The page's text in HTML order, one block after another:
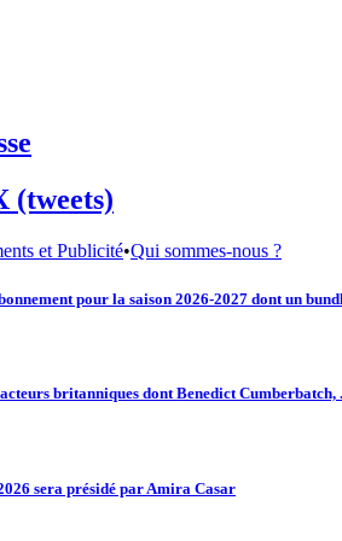
(tweets)
et Publicité•Qui sommes-nous ?
hommage, argentique, 4K, Clooney,
seul cinéma de France à ...
pour la saison 2026-2027 dont un
britanniques dont Benedict Cumberbatch,
sera présidé par Amira Casar